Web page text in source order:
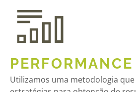
PERFORMANCE
Utilizamos uma metodologia que